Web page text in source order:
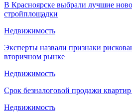
В Красноярске выбрали лучшие
стройплощадки
Недвижимость
Эксперты назвали признаки
вторичном рынке
Недвижимость
Срок безналоговой продажи квартир
Недвижимость